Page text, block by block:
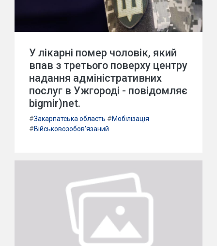
У лікарні помер чоловік, який
впав з третього поверху центру
надання адміністративних
послуг в Ужгороді - повідомляє
bigmir)net.
#Закарпатська область #Мобілізація
#Військовозобов'язаний